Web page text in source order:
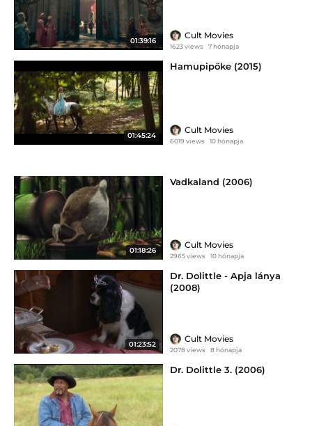
01:39:16
Cult Movies
1623 views 7 hónapja
01:45:24
Hamupipőke (2015)
Cult Movies
6019 views 10 hónapja
01:18:26
Vadkaland (2006)
Cult Movies
2965 views 10 hónapja
01:23:52
Dr. Dolittle - Apja lánya
(2008)
Cult Movies
2078 views 8 hónapja
Dr. Dolittle 3. (2006)